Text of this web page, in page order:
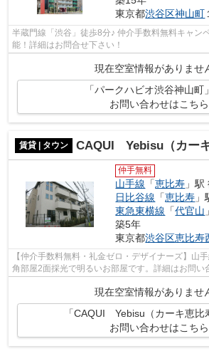
東京都渋谷区神山町
半蔵門線「渋谷」徒歩8分♪ 仲介手数料無料キャン
能！詳細はお問合せ下さい！
現在空室情報がありませ
「パークハビオ渋谷神山町
お問い合わせはこちら
賃貸 | タウン CAQUI Yebisu（カーキ
仲手無料
山手線 「恵比寿 」
日比谷線 「恵比寿
東急東横線 「代官山
築5年
東京都渋谷区恵比寿
【仲介手数料無料・礼金ゼロ・デザイナーズ】山
角部屋2面採光で明るいお部屋です。詳細はお問い
現在空室情報がありませ
「CAQUI Yebisu（カーキ恵比
お問い合わせはこちら